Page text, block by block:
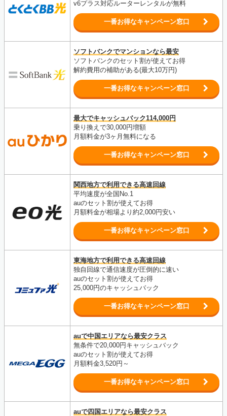
v6プラス対応ルーターレンタルが無料
一番お得なキャンペーン窓口
ソフトバンクでマンションなら最安
ソフトバンクのセット割が使えてお得
解約費用の補助がある(最大10万円)
一番お得なキャンペーン窓口
最大でキャッシュバック114,000円
乗り換えで30,000円増額
月額料金が3ヶ月無料になる
一番お得なキャンペーン窓口
関西地方で利用できる高速回線
平均速度が全国No.1
auのセット割が使えてお得
月額料金が相場より約2,000円安い
一番お得なキャンペーン窓口
東海地方で利用できる高速回線
独自回線で通信速度が圧倒的に速い
auのセット割が使えてお得
25,000円のキャッシュバック
一番お得なキャンペーン窓口
auで中国エリアなら最安クラス
無条件で20,000円キャッシュバック
auのセット割が使えてお得
月額料金3,520円～
一番お得なキャンペーン窓口
auで四国エリアなら最安クラス